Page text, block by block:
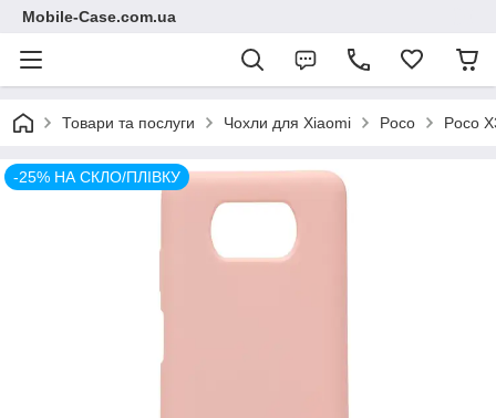
Mobile-Case.com.ua
Товари та послуги Чохли для Xiaomi Poco Poco
-25% НА СКЛО/ПЛІВКУ